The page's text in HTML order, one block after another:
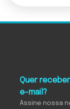
Quer
e-mail?
Assine nossa